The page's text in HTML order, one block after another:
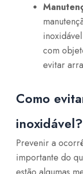
com
evitar
Como
inoxidável?
Prevenir a
importante do